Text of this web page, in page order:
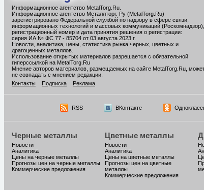
Информационное агентство MetalTorg.Ru
Информационное агентство Металлторг. Ру (MetalTorg.Ru)
зарегистрировано Федеральной службой по надзору в сфере связи,
информационных технологий и массовых коммуникаций (Роскомнадзор),
регистрационный номер и дата принятия решения о регистрации:
серия ИА № ФС 77 - 85704 от 03 августа 2023 г.
Новости, аналитика, цены, статистика рынка черных, цветных и
драгоценных металлов.
Использование открытых материалов разрешается с обязательной
гиперссылкой на MetalTorg.Ru
Мнение авторов материалов, размещаемых на сайте MetalTorg.Ru,
не совпадать с мнением редакции.
Контакты
Подписка Реклама
RSS ВКонтакте
Черные металлы
Новости
Аналитика
Цены на черные металлы
Прогнозы цен на черные металлы
Коммерческие предложения
Цветные металлы
Новости
Аналитика
Цены на цветные металлы
Прогнозы цен на цветные
металлы
Коммерческие предложения